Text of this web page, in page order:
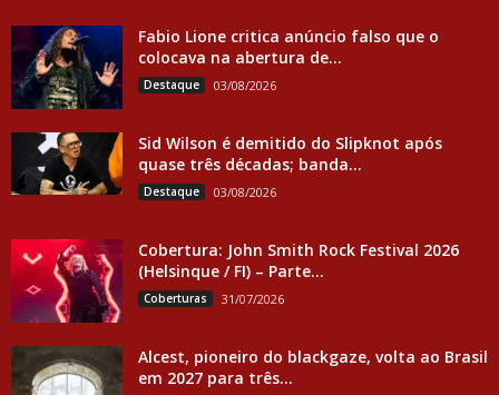
Fabio Lione critica anúncio falso que o
colocava na abertura de...
Destaque 03/08/2026
Sid Wilson é demitido do Slipknot após
quase três décadas; banda...
Destaque 03/08/2026
Cobertura: John Smith Rock Festival 2026
(Helsinque / FI) – Parte...
Coberturas 31/07/2026
Alcest, pioneiro do blackgaze, volta ao Brasil
em 2027 para três...